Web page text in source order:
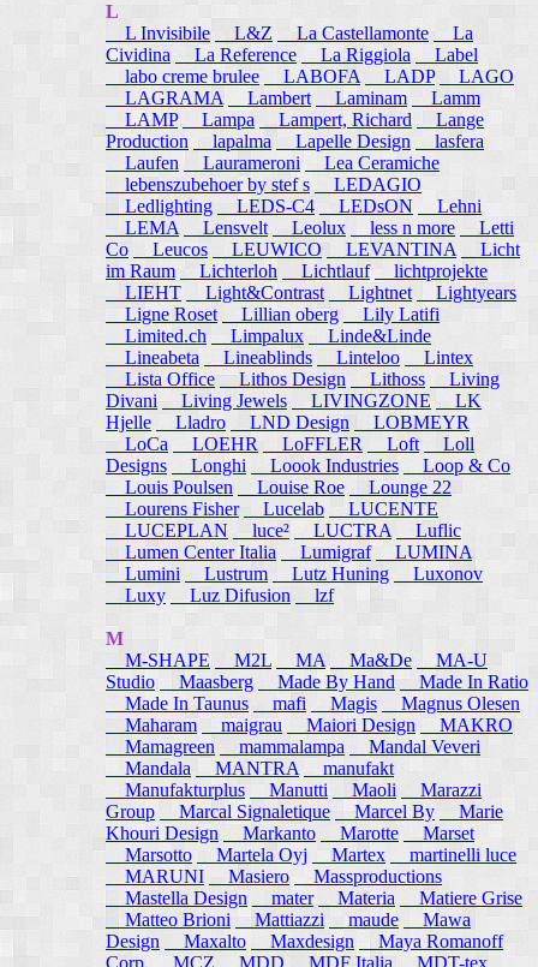
L
L Invisibile
L&Z La Castellamonte
La
Cividina
La Reference La Riggiola
Label
labo creme brulee
LABOFA LADP
LAGO
LAGRAMA
Lambert Laminam
Lamm
LAMP
Lampa Lampert, Richard
Lange
Production
lapalma Lapelle Design
lasfera
Laufen
Laurameroni
Lea Ceramiche
lebenszubehoer by stef s
LEDAGIO
Ledlighting
LEDS-C4 LEDsON
Lehni
LEMA
Lensvelt Leolux less n more
Letti
Co
Leucos LEUWICO LEVANTINA
Licht
im Raum
Lichterloh Lichtlauf lichtprojekte
LIEHT
Light&Contrast Lightnet
Lightyears
Ligne Roset
Lillian oberg
Lily Latifi
Limited.ch
Limpalux
Linde&Linde
Lineabeta
Lineablinds Linteloo
Lintex
Lista Office Lithos Design Lithoss
Living
Divani
Living Jewels LIVINGZONE
LK
Hjelle
Lladro LND Design
LOBMEYR
LoCa
LOEHR LoFFLER Loft
Loll
Designs
Longhi Loook Industries
Loop & Co
Louis Poulsen
Louise Roe
Lounge 22
Lourens Fisher
Lucelab
LUCENTE
LUCEPLAN
luce² LUCTRA
Luflic
Lumen Center Italia
Lumigraf
LUMINA
Lumini
Lustrum Lutz Huning
Luxonov
Luxy
Luz Difusion lzf
M
M-SHAPE
M2L MA Ma&De
MA-U
Studio
Maasberg Made By Hand
Made In Ratio
Made In Taunus
mafi Magis
Magnus Olesen
Maharam
maigrau Maiori Design
MAKRO
Mamagreen
mammalampa
Mandal Veveri
Mandala
MANTRA
manufakt
Manufakturplus
Manutti Maoli
Marazzi
Group
Marcal Signaletique Marcel By
Marie
Khouri Design
Markanto Marotte
Marset
Marsotto
Martela Oyj Martex
martinelli luce
MARUNI
Masiero
Massproductions
Mastella Design
mater Materia
Matiere Grise
Matteo Brioni
Mattiazzi maude
Mawa
Design
Maxalto Maxdesign
Maya Romanoff